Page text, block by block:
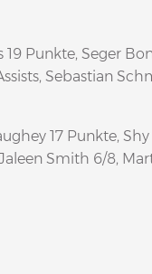
Punkte, Seger
Sebastian
17 Punkte, Shy
Smith 6/8,